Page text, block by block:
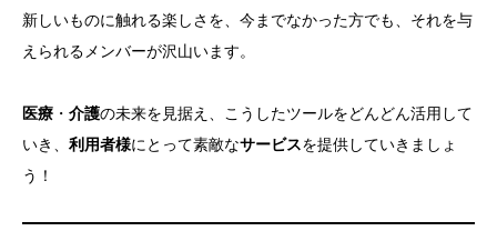
新しいものに触れる楽しさを、今までなかった方でも、それを与
えられるメンバーが沢山います。
医療 ・ 介護の未来を見据え、こうしたツールをどんどん活用して
いき、 利用者様にとって素敵なサービスを提供していきましょ
う！